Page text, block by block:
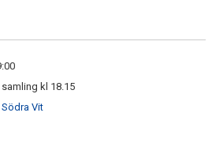
kl 18.15
Vit